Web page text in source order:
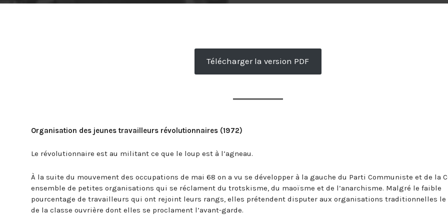
Télécharger la version PDF
Organisation des jeunes travailleurs révolutionnaires (1972)
Le révolutionnaire est au militant ce que le loup est à l’agneau.
À la suite du mouvement des occupations de mai 68 on a vu se développer à la gauche du Parti Communiste et de la
ensemble de petites organisations qui se réclament du trotskisme, du maoïsme et de l’anarchisme. Malgré le faible
pourcentage de travailleurs qui ont rejoint leurs rangs, elles prétendent disputer aux organisations traditionnelles le
de la classe ouvrière dont elles se proclament l’avant-garde.